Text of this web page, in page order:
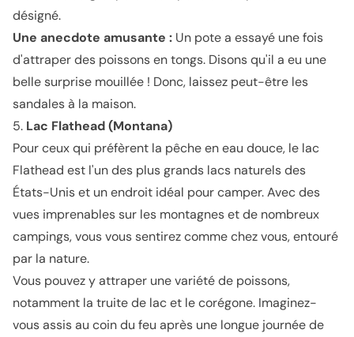
désigné.
Une anecdote amusante : Un pote a essayé une fois
d'attraper des poissons en tongs. Disons qu'il a eu une
belle surprise mouillée ! Donc, laissez peut-être les
sandales à la maison.
5. Lac Flathead (Montana)
Pour ceux qui préfèrent la pêche en eau douce, le lac
Flathead est l'un des plus grands lacs naturels des
États-Unis et un endroit idéal pour camper. Avec des
vues imprenables sur les montagnes et de nombreux
campings, vous vous sentirez comme chez vous, entouré
par la nature.
Vous pouvez y attraper une variété de poissons,
notamment la truite de lac et le corégone. Imaginez-
vous assis au coin du feu après une longue journée de